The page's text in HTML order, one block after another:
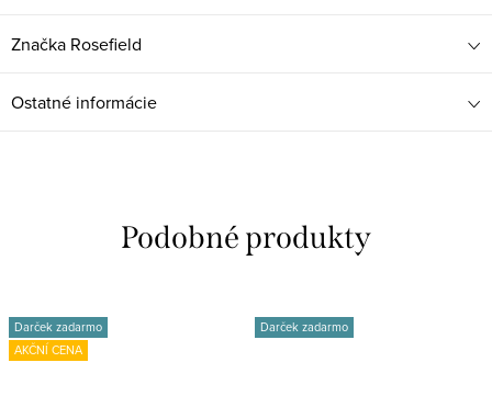
Značka Rosefield
Ostatné informácie
Darček zadarmo
AKČNÍ CENA
Darček zadarmo